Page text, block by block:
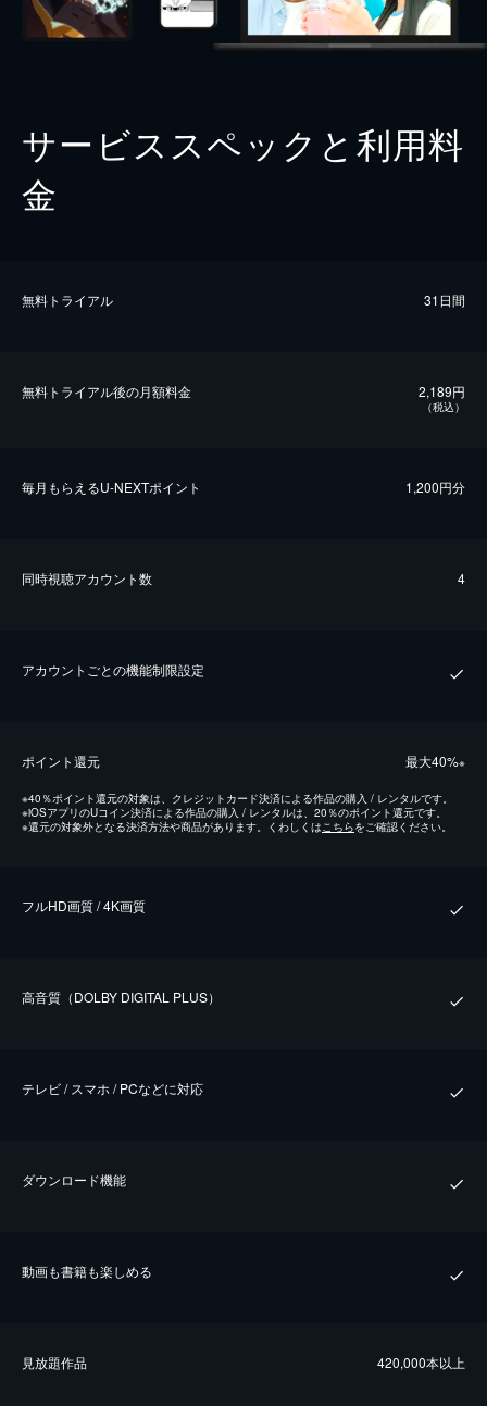
サービススペックと利用料
金
無料トライアル 31日間
無料トライアル後の⽉額料金 2,189円
（税込）
毎⽉もらえるU-NEXTポイント 1,200円分
同時視聴アカウント数 4
アカウントごとの機能制限設定
ポイント還元 最⼤40%※
※40％ポイント還元の対象は、クレジットカード決済による作品の購入 / レンタルです。
※iOSアプリのUコイン決済による作品の購入 / レンタルは、20％のポイント還元です。
※還元の対象外となる決済方法や商品があります。くわしくはこちらをご確認ください。
フルHD画質 / 4K画質
⾼⾳質（DOLBY DIGITAL PLUS）
テレビ / スマホ / PCなどに対応
ダウンロード機能
動画も書籍も楽しめる
⾒放題作品 420,000本以上